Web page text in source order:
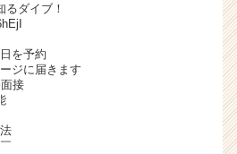
ダイブ！
を予約
ジに届きます
接